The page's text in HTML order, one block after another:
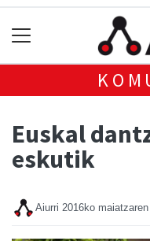
Euskal
eskutik
Aiurri 2016ko